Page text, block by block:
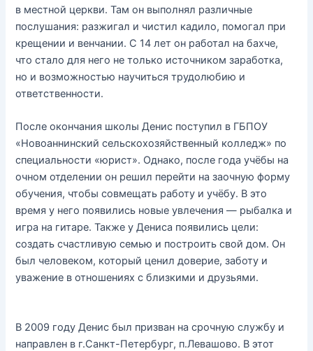
в местной церкви. Там он выполнял различные
послушания: разжигал и чистил кадило, помогал при
крещении и венчании. С 14 лет он работал на бахче,
что стало для него не только источником заработка,
но и возможностью научиться трудолюбию и
ответственности.
После окончания школы Денис поступил в ГБПОУ
«Новоаннинский сельскохозяйственный колледж» по
специальности «юрист». Однако, после года учёбы на
очном отделении он решил перейти на заочную форму
обучения, чтобы совмещать работу и учёбу. В это
время у него появились новые увлечения — рыбалка и
игра на гитаре. Также у Дениса появились цели:
создать счастливую семью и построить свой дом. Он
был человеком, который ценил доверие, заботу и
уважение в отношениях с близкими и друзьями.
В 2009 году Денис был призван на срочную службу и
направлен в г.Санкт-Петербург, п.Левашово. В этот